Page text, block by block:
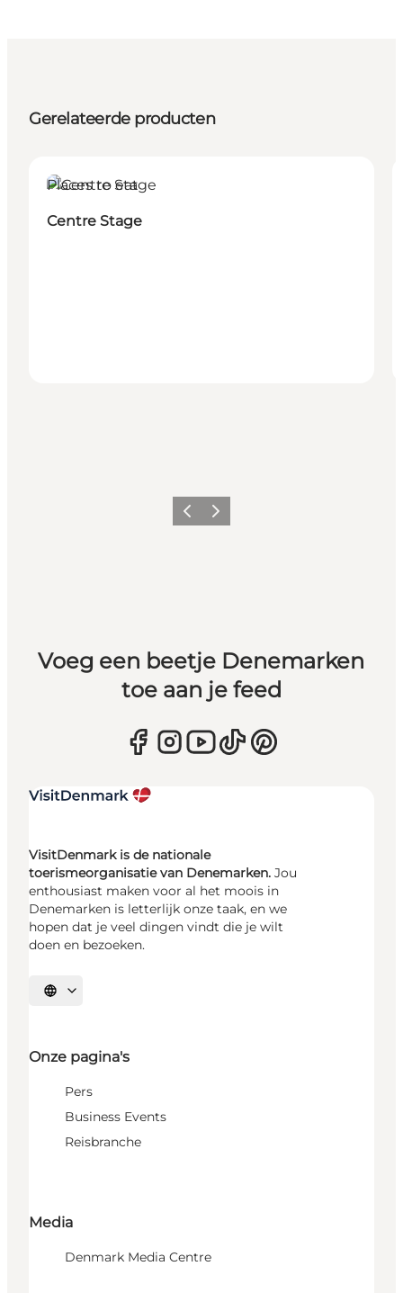
Gerelateerde producten
Places to eat
Centre Stage
Vorige Volgende
Voeg een beetje Denemarken
toe aan je feed
VisitDenmark is de nationale
toerismeorganisatie van Denemarken. Jou
enthousiast maken voor al het moois in
Denemarken is letterlijk onze taak, en we
hopen dat je veel dingen vindt die je wilt
doen en bezoeken.
Selecteer taal
Onze pagina's
Pers
Business Events
Reisbranche
Media
Denmark Media Centre